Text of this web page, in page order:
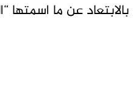
عن ما